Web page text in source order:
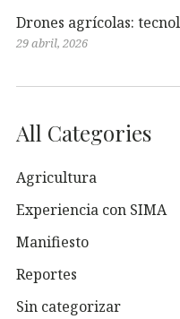
Drones agrícolas:
29 abril, 2026
All Categories
Agricultura
Experiencia con SIMA
Manifiesto
Reportes
Sin categorizar